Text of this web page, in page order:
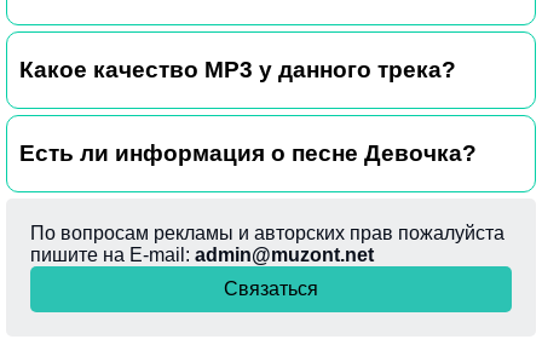
Какое качество MP3 у данного трека?
Есть ли информация о песне Девочка?
По вопросам рекламы и авторских прав пожалуйста
пишите на E-mail: admin@muzont.net
Связаться